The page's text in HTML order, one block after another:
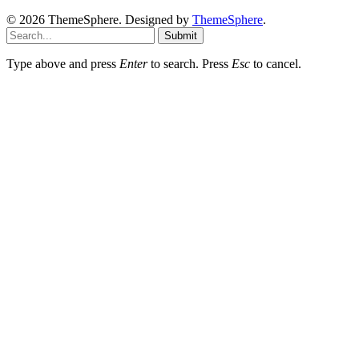
© 2026 ThemeSphere. Designed by ThemeSphere.
Submit
Type above and press Enterto search. Press Esc to cancel.